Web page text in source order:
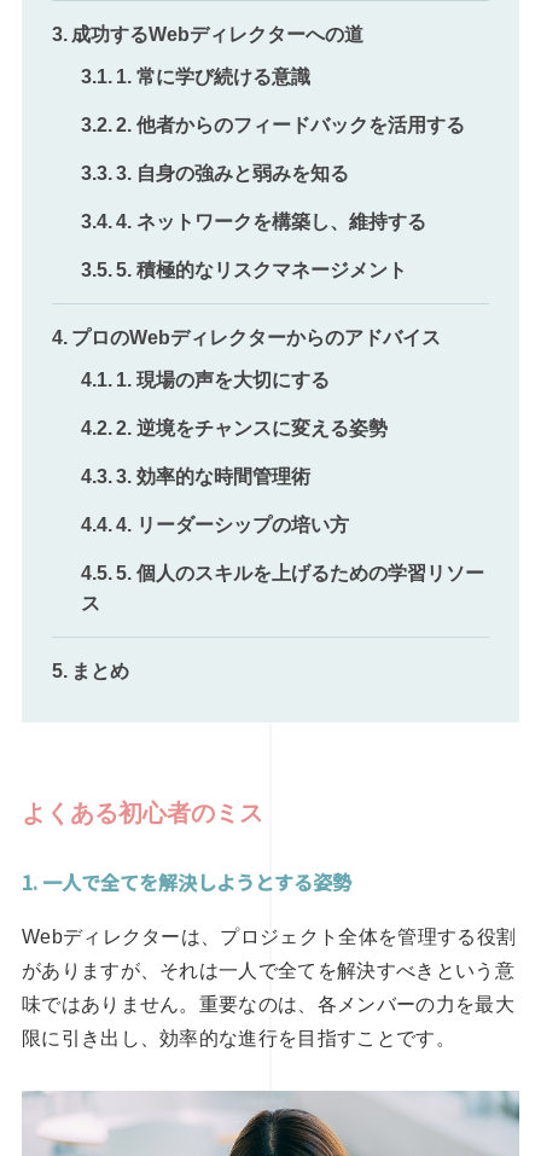
成功するWebディレクターへの道
1. 常に学び続ける意識
2. 他者からのフィードバックを活用する
3. 自身の強みと弱みを知る
4. ネットワークを構築し、維持する
5. 積極的なリスクマネージメント
プロのWebディレクターからのアドバイス
1. 現場の声を大切にする
2. 逆境をチャンスに変える姿勢
3. 効率的な時間管理術
4. リーダーシップの培い方
5. 個人のスキルを上げるための学習リソー
ス
まとめ
よくある初心者のミス
1. 一人で全てを解決しようとする姿勢
Webディレクターは、プロジェクト全体を管理する役割
がありますが、それは一人で全てを解決すべきという意
味ではありません。重要なのは、各メンバーの力を最大
限に引き出し、効率的な進行を目指すことです。